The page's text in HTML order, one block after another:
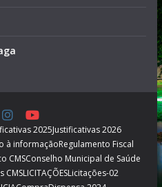
2025Justificativas 2026
à informaçãoRegulamento Fiscal
CMSConselho Municipal de Saúde
CMSLICITAÇÕESLicitações-02